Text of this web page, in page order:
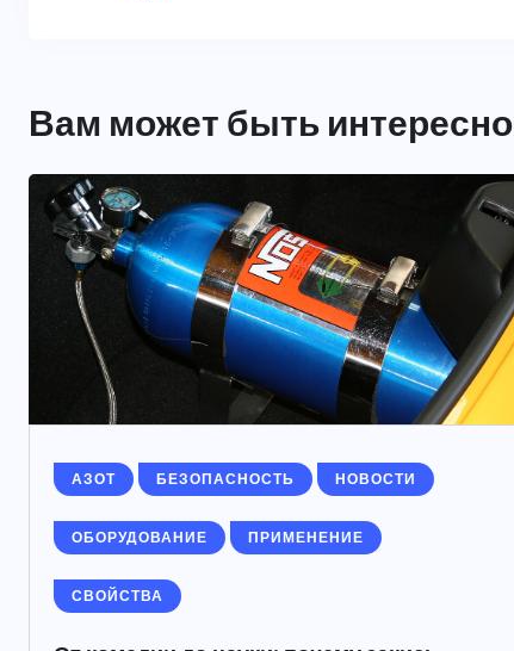
Вам может быть интересно
АЗОТ БЕЗОПАСНОСТЬ НОВОСТИ
ОБОРУДОВАНИЕ ПРИМЕНЕНИЕ
СВОЙСТВА